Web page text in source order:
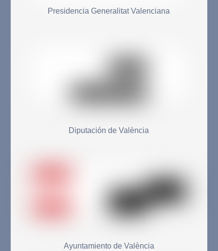
Presidencia Generalitat Valenciana
Diputación de València
Ayuntamiento de València